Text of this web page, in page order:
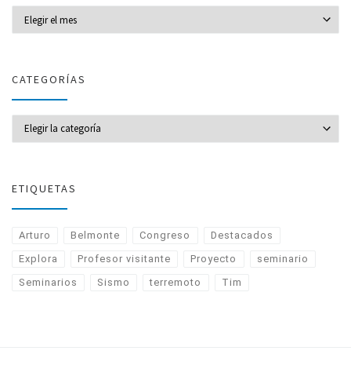
CATEGORÍAS
ETIQUETAS
Arturo Belmonte Congreso Destacados
Explora Profesor visitante Proyecto seminario
Seminarios Sismo terremoto Tim